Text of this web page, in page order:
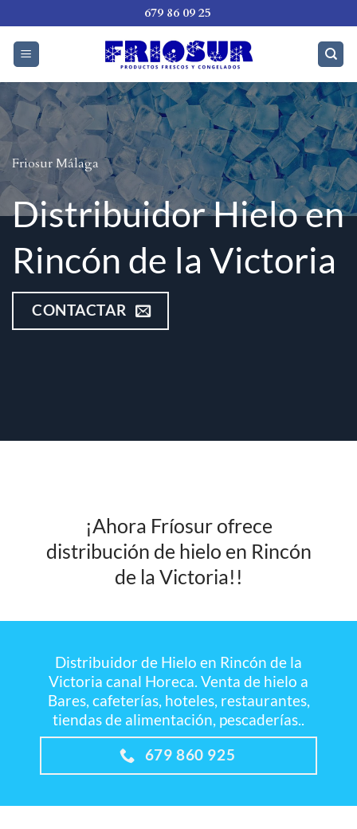
al
contenido
679 86 09 25
Friosur Málaga
Distribuidor Hielo en
Rincón de la Victoria
CONTACTAR
¡Ahora Fríosur ofrece
distribución de hielo en Rincón
de la Victoria!!
Distribuidor de Hielo en Rincón de la
Victoria canal Horeca. Venta de hielo a
Bares, cafeterías, hoteles, restaurantes,
tiendas de alimentación, pescaderías..
679 860 925